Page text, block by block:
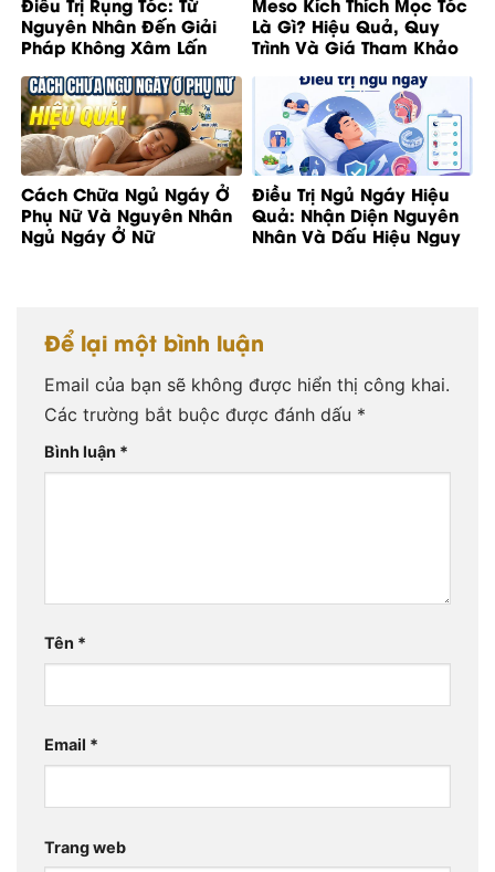
Nguyên Nhân Đến Giải
Pháp Không Xâm Lấn
Là Gì? Hiệu Quả, Quy
Trình Và Giá Tham Khảo
Cách Chữa Ngủ Ngáy Ở
Phụ Nữ Và Nguyên Nhân
Ngủ Ngáy Ở Nữ
Điều Trị Ngủ Ngáy Hiệu
Quả: Nhận Diện Nguyên
Nhân Và Dấu Hiệu Nguy
Để lại một bình luận
Email của bạn sẽ không được hiển thị công khai.
Các trường bắt buộc được đánh dấu *
Bình luận *
Tên *
Email *
Trang web